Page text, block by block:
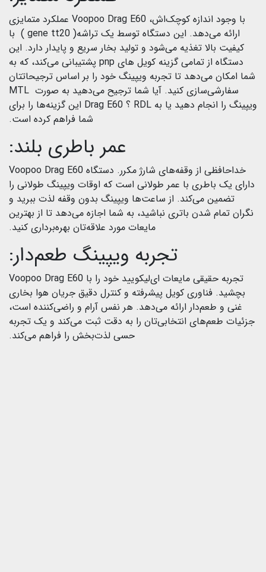
با وجود اندازه کوچک‌اش، Voopoo Drag E60 عملکرد متمایزی
ارائه می‌دهد. این دستگاه توسط یک تراشه( gene tt20 ) با
کیفیت بالا تغذیه می‌شود و تولید بخار سریع و پایدار دارد. این
دستگاه از تمامی گزینه کویل های pnp پشتیبانی می‌کند، که به
شما امکان می‌دهد تا تجربه ویپینگ خود را بر اساس ترجیحاتتان
سفارشی‌سازی کنید. آیا شما ترجیح می‌دهید به صورت MTL
ویپینگ را انجام دهید یا به RDL ؟ Drag E60 این گزینه‌ها را برای
شما فراهم کرده است.
عمر باطری بلند:
خداحافظی از وقفه‌های شارژ مکرر. دستگاه Voopoo Drag E60
دارای یک باطری با عمر طولانی است که اوقات ویپینگ طولانی را
تضمین می‌کند. از ساعت‌ها ویپینگ بدون وقفه لذت ببرید و
نگران تمام شدن باتری نباشید، به شما اجازه می‌دهد تا از بهترین
مایعات مورد علاقه‌تان بهره‌برداری کنید.
تجربه ویپینگ طعم‌دار:
تجربه حقیقی مایعات ای‌لیکویید خود را با Voopoo Drag E60
بچشید. فناوری کویل پیشرفته و کنترل دقیق جریان هوا بخاری
غنی و طعم‌دار ارائه می‌دهد. هر نفس آرام و راضی‌کننده است،
جزئیات طعم‌های انتخابی‌تان را به دقت ثبت می‌کند و یک تجربه
حسی لذت‌بخش را فراهم می‌کند.